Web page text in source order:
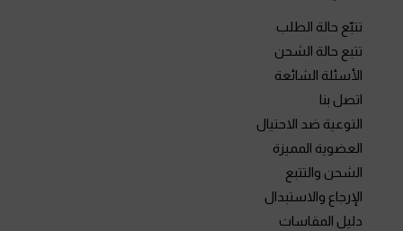
تتبّع حالة الطلب
تتبع حالة الشحن
الأسئلة الشائعة
اتصل بنا
التوعية ضد الاحتيال
العضوية المميزة
الشحن والتتبع
الإرجاع والاستبدال
دليل المقاسات